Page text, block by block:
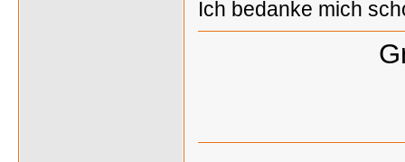
Ich bedanke mich